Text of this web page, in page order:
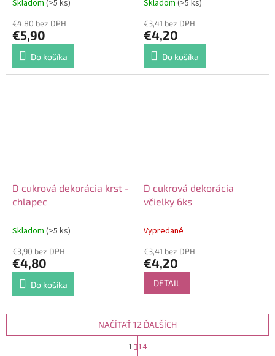
Skladom (>5 ks)
€4,80 bez DPH
€5,90
Do košíka
Skladom (>5 ks)
€3,41 bez DPH
€4,20
Do košíka
D cukrová dekorácia krst -
chlapec
Skladom (>5 ks)
€3,90 bez DPH
€4,80
Do košíka
D cukrová dekorácia
včielky 6ks
Vypredané
€3,41 bez DPH
€4,20
DETAIL
NAČÍTAŤ 12 ĎALŠÍCH
t
1 14